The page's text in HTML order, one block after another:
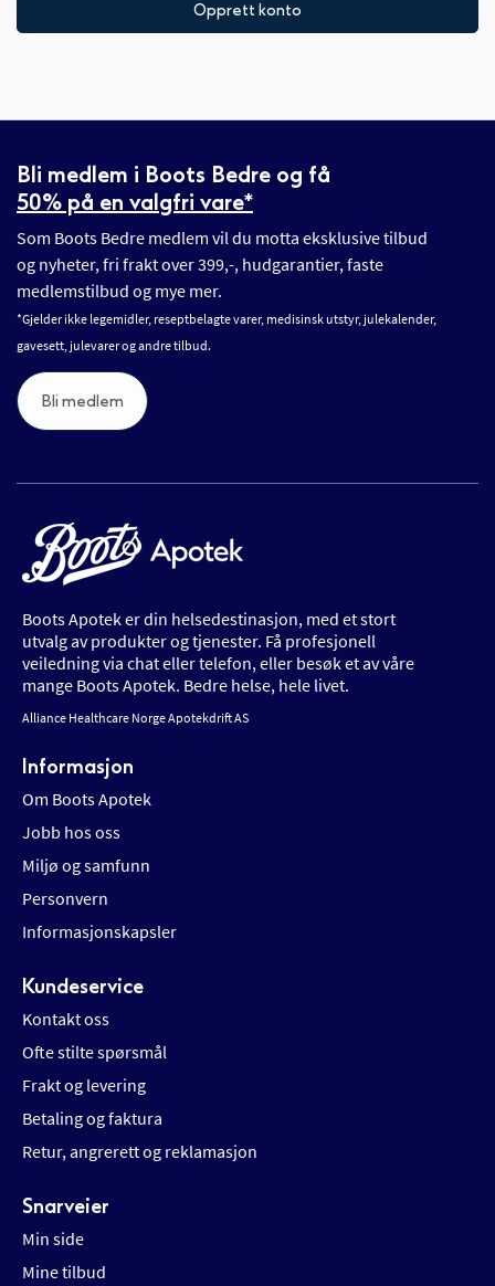
Opprett konto
Bli medlem i Boots Bedre og få
50% på en valgfri vare*
Som Boots Bedre medlem vil du motta eksklusive tilbud
og nyheter, fri frakt over 399,-, hudgarantier, faste
medlemstilbud og mye mer.
*Gjelder ikke legemidler, reseptbelagte varer, medisinsk utstyr, julekalender,
gavesett, julevarer og andre tilbud.
Bli medlem
Boots Apotek er din helsedestinasjon, med et stort
utvalg av produkter og tjenester. Få profesjonell
veiledning via chat eller telefon, eller besøk et av våre
mange Boots Apotek. Bedre helse, hele livet.
Alliance Healthcare Norge Apotekdrift AS
Informasjon
Om Boots Apotek
Jobb hos oss
Miljø og samfunn
Personvern
Informasjonskapsler
Kundeservice
Kontakt oss
Ofte stilte spørsmål
Frakt og levering
Betaling og faktura
Retur, angrerett og reklamasjon
Snarveier
Min side
Mine tilbud